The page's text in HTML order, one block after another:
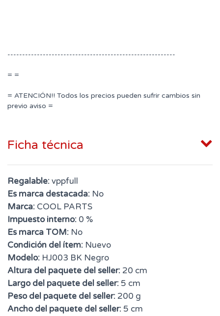
---------------------------------------------------------
= =
= ATENCIÓN!! Todos los precios pueden sufrir cambios sin
previo aviso =
Ficha técnica
Regalable:vppfull
Es marca destacada: No
Marca: COOL PARTS
Impuesto interno: 0 %
Es marca TOM: No
Condición del ítem: Nuevo
Modelo: HJ003 BK Negro
Altura del paquete del seller: 20 cm
Largo del paquete del seller: 5 cm
Peso del paquete del seller: 200 g
Ancho del paquete del seller: 5 cm